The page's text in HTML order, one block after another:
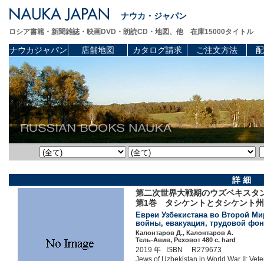
ナウカ・ジャパン
ロシア書籍・新聞雑誌・映画DVD・朗読CD・地図、他 在庫15000タイトル
ナウカジャパン 店舗地図 カタログ請求 ご注文方法
詳 細
第二次世界大戦期のウズベキス
第1巻 タシケントとタシケン
Евреи Узбекистана во Второй
войны, евакуация, трудовой
Калонтаров Д., Калонтаров А.
Тель-Авив, Реховот 480 c. hard
2019 年 ISBN R279673
Jews of Uzbekistan in World War II: